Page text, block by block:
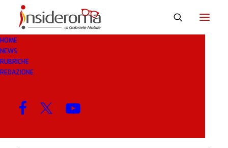
HOME
NEWS
RUBRICHE
REDAZIONE
MASSIMILIANOMARTINO
MENU